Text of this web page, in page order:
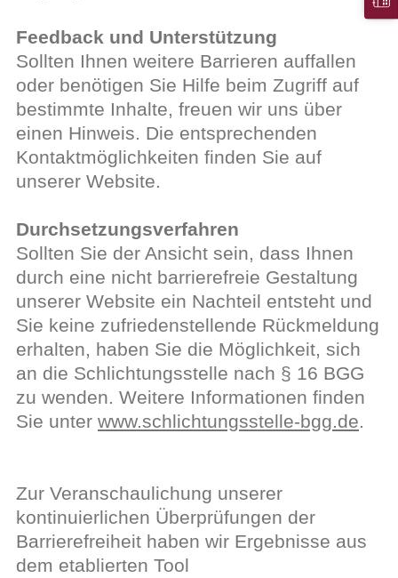
Feedback und Unterstützung
Sollten Ihnen weitere Barrieren auffallen
oder benötigen Sie Hilfe beim Zugriff auf
bestimmte Inhalte, freuen wir uns über
einen Hinweis. Die entsprechenden
Kontaktmöglichkeiten finden Sie auf
unserer Website.
Durchsetzungsverfahren
Sollten Sie der Ansicht sein, dass Ihnen
durch eine nicht barrierefreie Gestaltung
unserer Website ein Nachteil entsteht und
Sie keine zufriedenstellende Rückmeldung
erhalten, haben Sie die Möglichkeit, sich
an die Schlichtungsstelle nach § 16 BGG
zu wenden. Weitere Informationen finden
Sie unter www.schlichtungsstelle-bgg.de.
Zur Veranschaulichung unserer
kontinuierlichen Überprüfungen der
Barrierefreiheit haben wir Ergebnisse aus
dem etablierten Tool